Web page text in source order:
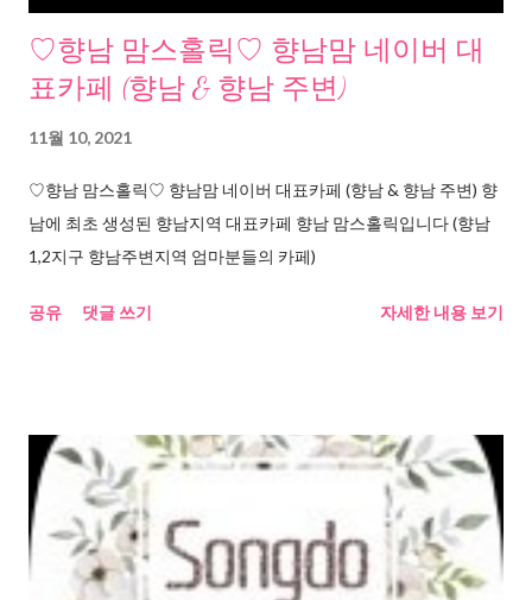
♡향남 맘스홀릭♡ 향남맘 네이버 대
표카페 (향남 & 향남 주변)
11월 10, 2021
♡향남 맘스홀릭♡ 향남맘 네이버 대표카페 (향남 & 향남 주변) 향
남에 최초 생성된 향남지역 대표카페 향남 맘스홀릭입니다 (향남
1,2지구 향남주변지역 엄마분들의 카페)
공유 댓글 쓰기 자세한 내용 보기